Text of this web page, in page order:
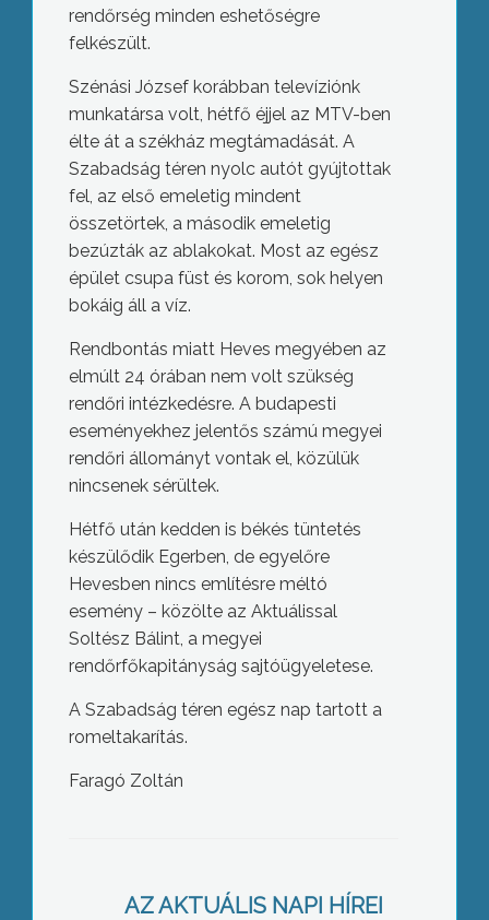
rendőrség minden eshetőségre
felkészült.
Szénási József korábban televíziónk
munkatársa volt, hétfő éjjel az MTV-ben
élte át a székház megtámadását. A
Szabadság téren nyolc autót gyújtottak
fel, az első emeletig mindent
összetörtek, a második emeletig
bezúzták az ablakokat. Most az egész
épület csupa füst és korom, sok helyen
bokáig áll a víz.
Rendbontás miatt Heves megyében az
elmúlt 24 órában nem volt szükség
rendőri intézkedésre. A budapesti
eseményekhez jelentős számú megyei
rendőri állományt vontak el, közülük
nincsenek sérültek.
Hétfő után kedden is békés tüntetés
készülődik Egerben, de egyelőre
Hevesben nincs említésre méltó
esemény – közölte az Aktuálissal
Soltész Bálint, a megyei
rendőrfőkapitányság sajtóügyeletese.
A Szabadság téren egész nap tartott a
romeltakarítás.
Faragó Zoltán
AZ AKTUÁLIS NAPI HÍREI